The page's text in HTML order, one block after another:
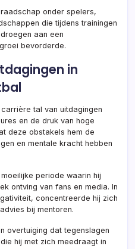
onder spelers,
die tijdens trainingen
aan een
bevorderde.
in
tal van uitdagingen
en de druk van hoge
deze obstakels hem de
en mentale kracht hebben
periode waarin hij
ontving van fans en media. In
concentreerde hij zich
bij mentoren.
overtuiging dat tegenslagen
hij met zich meedraagt in